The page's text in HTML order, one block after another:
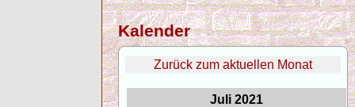
Kalender
Zurück zum aktuellen Monat
Juli 2021